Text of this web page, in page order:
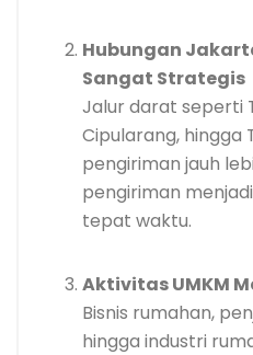
Hubungan
Sangat Strategis
Jalur darat seperti
Cipularang, hingga
pengiriman jauh
pengiriman
tepat waktu.
Aktivitas UMKM
Bisnis rumahan,
hingga industri